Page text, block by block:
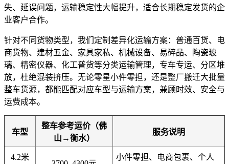
失、延误问题，运输稳定性大幅提升，适合长期稳定发货的企
业客户合作。
针对不同货物类型，我们定制差异化运输方案：普通百货、电
商货物、建材五金、家具家私、机械设备、易碎品、陶瓷玻
璃、精密仪器、化工普货等分类运输管理，专车专运、分区堆
放，杜绝混装挤压。无论零星小件零担，还是整厂搬迁大批量
整车货源，都能匹配对应车型与运输方案，兼顾时效、安全与
运费成本。
车型
整车参考运价（佛
山→衡水）
服务说明
4.2米
小件零担、电商包裹、个人